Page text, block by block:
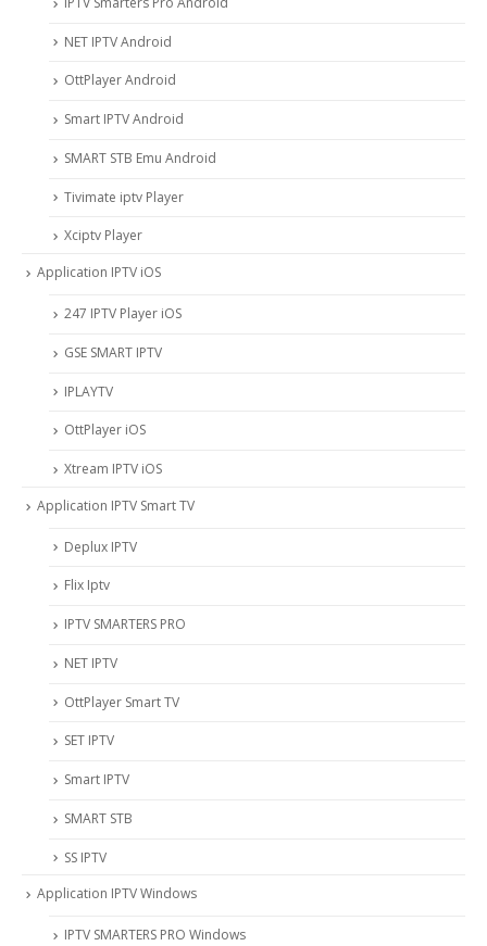
NET IPTV Android
OttPlayer Android
Smart IPTV Android
SMART STB Emu Android
Tivimate iptv Player
Xciptv Player
Application IPTV iOS
247 IPTV Player iOS
‎GSE SMART IPTV
IPLAYTV
OttPlayer iOS
Xtream IPTV iOS
Application IPTV Smart TV
Deplux IPTV
Flix Iptv
IPTV SMARTERS PRO
NET IPTV
OttPlayer Smart TV
SET IPTV
Smart IPTV
SMART STB
SS IPTV
Application IPTV Windows
IPTV SMARTERS PRO Windows